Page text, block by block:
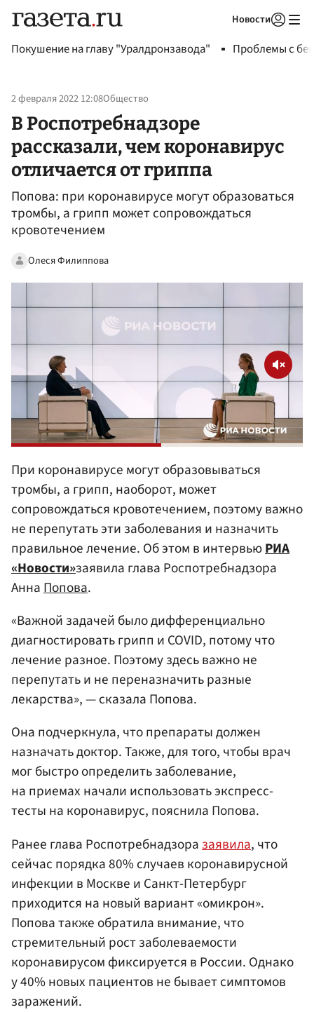
Новости
Покушение на главу "Уралдронзавода" Проблемы с
2 февраля 2022 12:08Общество
В Роспотребнадзоре
рассказали, чем коронавирус
отличается от гриппа
Попова: при коронавирусе могут образоваться
тромбы, а грипп может сопровождаться
кровотечением
Олеся Филиппова
При коронавирусе могут образовываться
тромбы, а грипп, наоборот, может
сопровождаться кровотечением, поэтому важно
не перепутать эти заболевания и назначить
правильное лечение. Об этом в интервьюРИА
«Новости»заявила глава Роспотребнадзора
АннаПопова.
«Важной задачей было дифференциально
диагностировать грипп и COVID, потому что
лечение разное. Поэтому здесь важно не
перепутать и не переназначить разные
лекарства», — сказала Попова.
Она подчеркнула, что препараты должен
назначать доктор. Также, для того, чтобы врач
мог быстро определить заболевание,
на приемах начали использовать экспресс-
тесты на коронавирус, пояснила Попова.
Ранее глава Роспотребнадзора заявила, что
сейчас порядка 80% случаев коронавирусной
инфекции в Москве и Санкт-Петербург
приходится на новый вариант «омикрон».
Попова также обратила внимание, что
стремительный рост заболеваемости
коронавирусом фиксируется в России. Однако
у 40% новых пациентов не бывает симптомов
заражений.